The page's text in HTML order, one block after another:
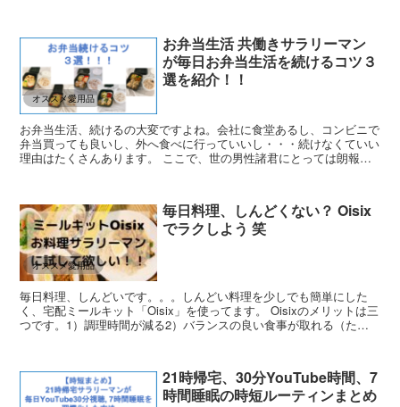
オススメ愛用品
お弁当生活 共働きサラリーマン
が毎日お弁当生活を続けるコツ３
選を紹介！！
お弁当生活、続けるの大変ですよね。会社に食堂あるし、コンビニで
弁当買っても良いし、外へ食べに行っていいし・・・続けなくていい
理由はたくさんあります。 ここで、世の男性諸君にとっては朗報で
オススメ愛用品
毎日料理、しんどくない？ Oisix
でラクしよう 笑
毎日料理、しんどいです。。。しんどい料理を少しでも簡単にした
く、宅配ミールキット「Oisix」を使ってます。 Oisixのメリットは三
つです。1）調理時間が減る2）バランスの良い食事が取れる（たぶ
21時帰宅、30分YouTube時間、7
時間睡眠の時短ルーティンまとめ